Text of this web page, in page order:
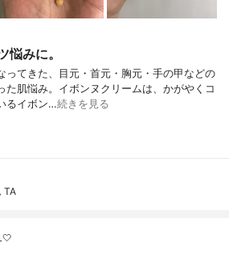
悩みに。
ってきた、目元・首元・胸元・手の甲などの
た肌悩み。イボンヌクリームは、かがやくコ
るイボン…続きを見る
TA